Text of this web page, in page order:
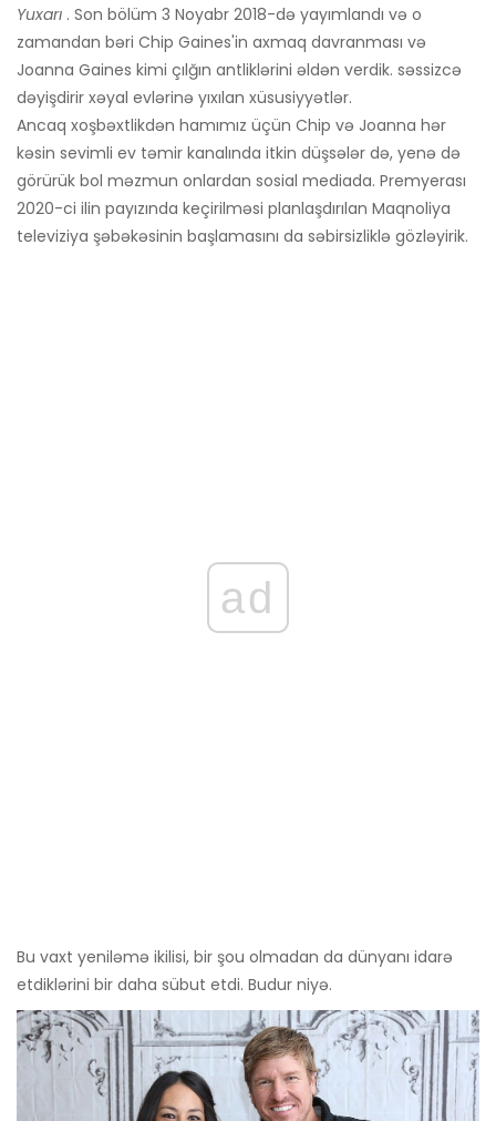
Yuxarı . Son bölüm 3 Noyabr 2018-də yayımlandı və o
zamandan bəri Chip Gaines'in axmaq davranması və
Joanna Gaines kimi çılğın antliklərini əldən verdik. səssizcə
dəyişdirir xəyal evlərinə yıxılan xüsusiyyətlər.
Ancaq xoşbəxtlikdən hamımız üçün Chip və Joanna hər
kəsin sevimli ev təmir kanalında itkin düşsələr də, yenə də
görürük bol məzmun onlardan sosial mediada. Premyerası
2020-ci ilin payızında keçirilməsi planlaşdırılan Maqnoliya
televiziya şəbəkəsinin başlamasını da səbirsizliklə gözləyirik.
ad
Bu vaxt yeniləmə ikilisi, bir şou olmadan da dünyanı idarə
etdiklərini bir daha sübut etdi. Budur niyə.